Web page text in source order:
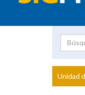
Unidad